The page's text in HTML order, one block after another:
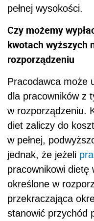
pełnej wysokości.
Czy możemy
kwotach wyższych
rozporządzeniu
Pracodawca może
dla pracowników z
w rozporządzeniu.
diet zaliczy do
w pełnej,
jednak, że jeżeli
pracownikowi dietę
określone w
przekraczająca
stanowić przychód